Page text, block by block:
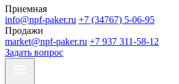
Приемная
info@npf-paker.ru +7 (34767) 5-06-95
Продажи
market@npf-paker.ru +7 937 311-58-12
Задать вопрос